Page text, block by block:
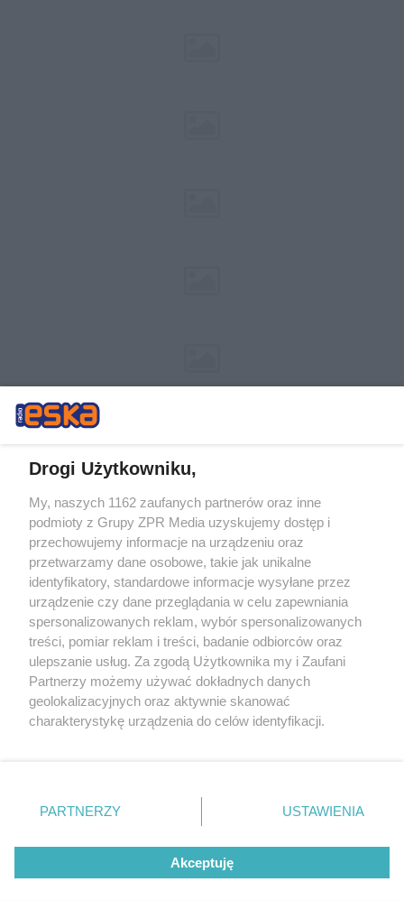
Żaden utwór zamieszczony w serwisie nie może być powielany i
rozpowszechniany lub dalej rozpowszechniany w jakikolwiek sposób (w
tym także elektroniczny lub mechaniczny) na jakimkolwiek polu
eksploatacji w jakiejkolwiek formie, włącznie z umieszczaniem w
Internecie bez pisemnej zgody właściciela praw. Jakiekolwiek użycie lub
wykorzystanie utworów w całości lub w części z naruszeniem prawa,
tzn. bez właściwej zgody, jest zabronione pod groźbą kary i może być
ścigane prawnie.
© 2026 Grupa ZPR Media
Drogi Użytkowniku,
My, naszych 1162 zaufanych partnerów oraz inne
podmioty z Grupy ZPR Media uzyskujemy dostęp i
przechowujemy informacje na urządzeniu oraz
przetwarzamy dane osobowe, takie jak unikalne
identyfikatory, standardowe informacje wysyłane przez
urządzenie czy dane przeglądania w celu zapewniania
spersonalizowanych reklam, wybór spersonalizowanych
treści, pomiar reklam i treści, badanie odbiorców oraz
ulepszanie usług. Za zgodą Użytkownika my i Zaufani
Partnerzy możemy używać dokładnych danych
geolokalizacyjnych oraz aktywnie skanować
charakterystykę urządzenia do celów identyfikacji.
zmienić/wycofać klikając przycisk ustawień prywatności
znajdujący się w lewym dolnym rogu strony
rodzaje przetwarzania danych nie wymagają zgody
użytkownika, ale masz prawo sprzeciwić się takiemu
przetwarzaniu. Preferencje będą miały zastosowanie tylko
PARTNERZY USTAWIENIA
Akceptuję